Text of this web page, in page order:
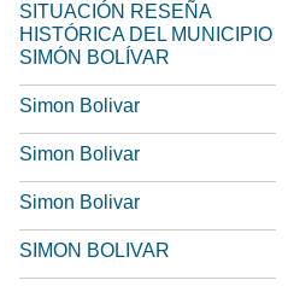
SITUACIÓN RESEÑA
HISTÓRICA DEL MUNICIPIO
SIMÓN BOLÍVAR
Simon Bolivar
Simon Bolivar
Simon Bolivar
SIMON BOLIVAR